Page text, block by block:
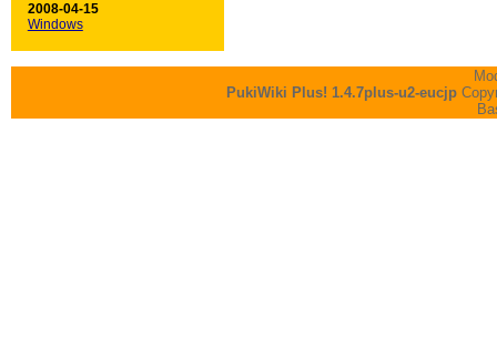
2008-04-15
Windows
PukiWiki Plus! 1.4.7plus-u2-eucjp